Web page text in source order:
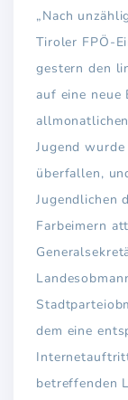
„Nach
Tiroler FPÖ-
gestern den
auf eine neue
Jugend
überfallen,
Jugendlichen
Farbeimern
dem eine
betreffenden